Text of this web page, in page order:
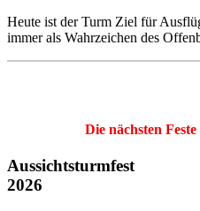
Heute ist der Turm Ziel für
immer als Wahrzeichen des
Die nächsten
Aussichtsturmfest
2026